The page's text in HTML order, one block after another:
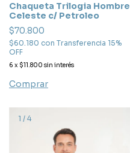
Chaqueta Trilogia Hombre
Celeste c/ Petroleo
$70.800
$60.180 con Transferencia 15%
OFF
6 x $11.800 sin interés
Comprar
1 / 4